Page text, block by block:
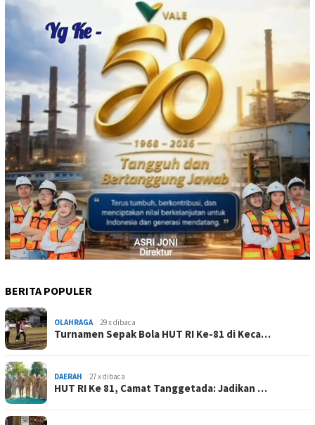
BERITA POPULER
OLAHRAGA 29 x dibaca
Turnamen Sepak Bola HUT RI Ke-81 di Keca…
DAERAH 27 x dibaca
HUT RI Ke 81, Camat Tanggetada: Jadikan …